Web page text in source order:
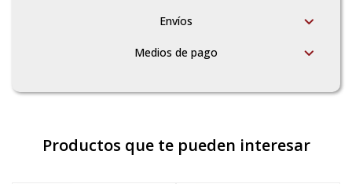
Envíos
Medios de pago
Productos que te pueden interesar